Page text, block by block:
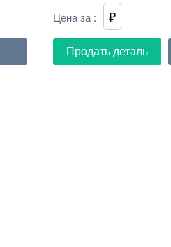
Цена за : ₽
Продать деталь